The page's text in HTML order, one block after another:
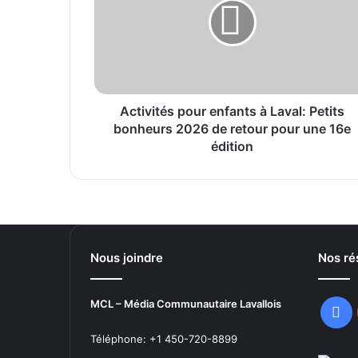
32000$ pour le Festival des bières de
2026-05-08
de
retour
pour
Activités pour enfants à Laval: Petits
bonheurs 2026 de retour pour une 16e
édition
Nous joindre
MCL – Média Communautaire Lavallois
Téléphone: +1 450-720-8899
Nos